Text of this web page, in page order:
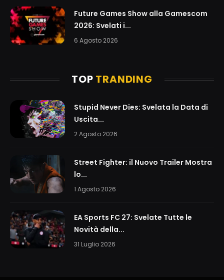
Future Games Show alla Gamescom
2026: Svelati i...
6 Agosto 2026
TOP TRANDING
Stupid Never Dies: Svelata la Data di
Uscita...
2 Agosto 2026
Street Fighter: il Nuovo Trailer Mostra
lo...
1 Agosto 2026
EA Sports FC 27: Svelate Tutte le
Novità della...
31 Luglio 2026